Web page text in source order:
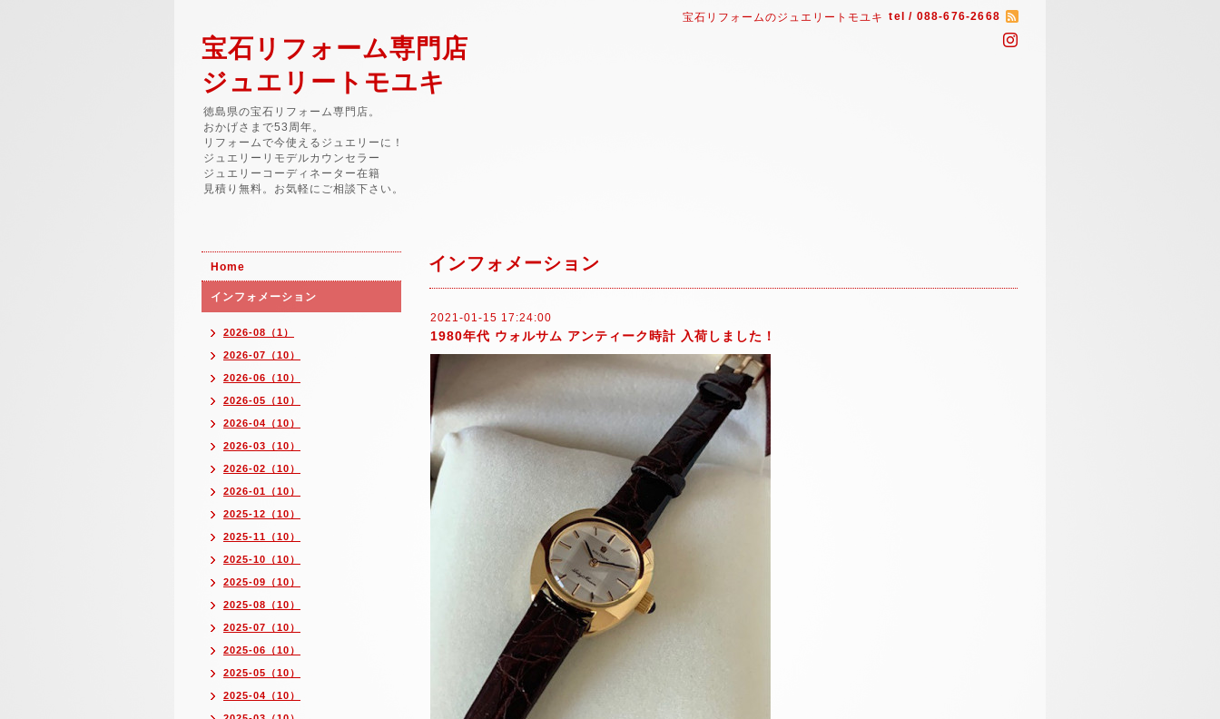
宝石リフォームのジュエリートモユキ tel / 088-676-2668
宝石リフォーム専門店
ジュエリートモユキ
徳島県の宝石リフォーム専門店。
おかげさまで53周年。
リフォームで今使えるジュエリーに！
ジュエリーリモデルカウンセラー
ジュエリーコーディネーター在籍
見積り無料。お気軽にご相談下さい。
インフォメーション
2021-01-15 17:24:00
1980年代 ウォルサム アンティーク時計 入荷しました！
Home
インフォメーション
2026-08（1）
2026-07（10）
2026-06（10）
2026-05（10）
2026-04（10）
2026-03（10）
2026-02（10）
2026-01（10）
2025-12（10）
2025-11（10）
2025-10（10）
2025-09（10）
2025-08（10）
2025-07（10）
2025-06（10）
2025-05（10）
2025-04（10）